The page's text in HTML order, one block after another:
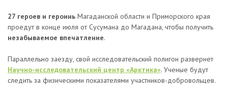
27 героев и героинь Магаданской области и Приморского края
проедут в конце июля от Сусумана до Магадана, чтобы получить
незабываемое впечатление.
Параллельно заезду, свой исследовательский полигон развернет
Научно-исследовательский центр «Арктика». Ученые будут
следить за физическими показателями участников-добровольцев.